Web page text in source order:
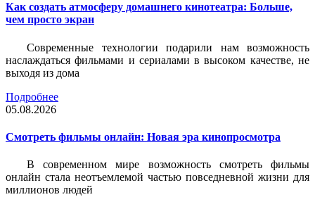
Как создать атмосферу домашнего кинотеатра: Больше,
чем просто экран
Современные технологии подарили нам возможность
наслаждаться фильмами и сериалами в высоком качестве, не
выходя из дома
Подробнее
05.08.2026
Смотреть фильмы онлайн: Новая эра кинопросмотра
В современном мире возможность смотреть фильмы
онлайн стала неотъемлемой частью повседневной жизни для
миллионов людей